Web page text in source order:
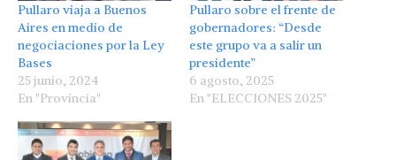
Pullaro viaja a Buenos
Aires en medio de
negociaciones por la Ley
Bases
25 junio, 2024
En "Provincia"
Pullaro sobre el frente de
gobernadores: “Desde
este grupo va a salir un
presidente”
6 agosto, 2025
En "ELECCIONES 2025"